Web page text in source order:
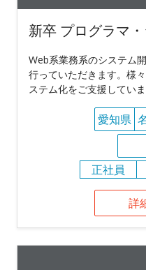
新卒 プログラマ
Web系業務系のシステム
行っていただきます。様
ステム化をご支援していま
愛知県
正社員
詳